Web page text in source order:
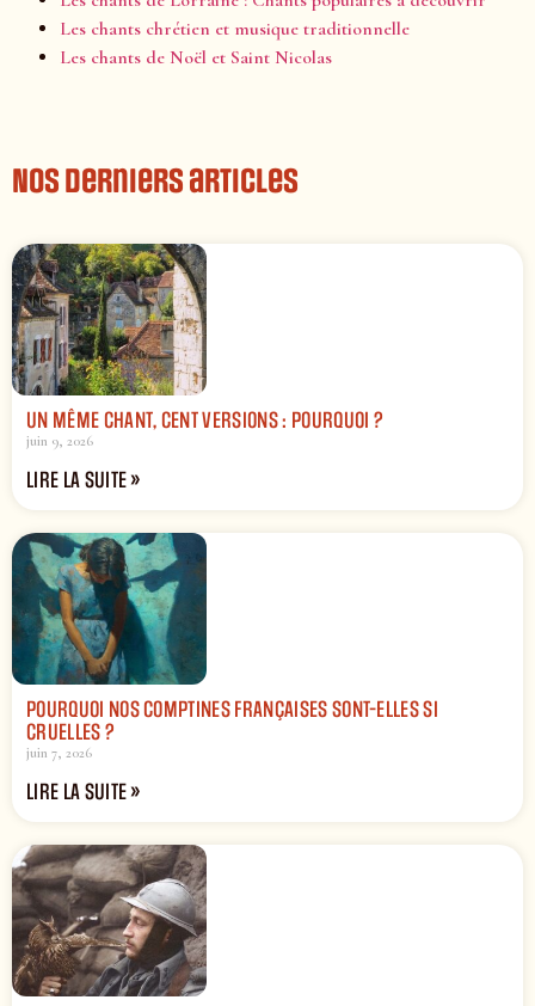
Les chants chrétien et musique traditionnelle
Les chants de Noël et Saint Nicolas
Nos derniers articles
UN MÊME CHANT, CENT VERSIONS : POURQUOI ?
juin 9, 2026
LIRE LA SUITE »
POURQUOI NOS COMPTINES FRANÇAISES SONT-ELLES SI
CRUELLES ?
juin 7, 2026
LIRE LA SUITE »